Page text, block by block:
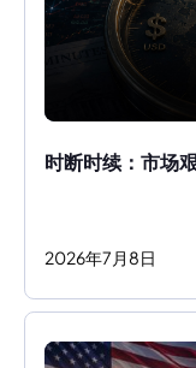
时断时续：市场
2026年7 月 8日